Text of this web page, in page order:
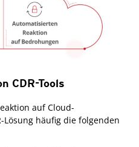
CDR-Tools
auf Cloud-
Lösung häufig die folgenden